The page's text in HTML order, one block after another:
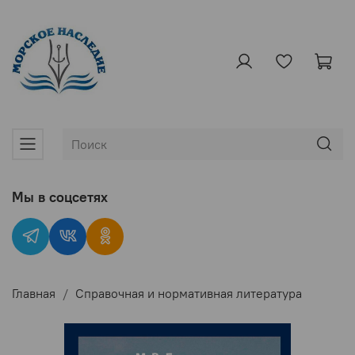
Главная Справочная и нормативная литература
Мы в соцсетях